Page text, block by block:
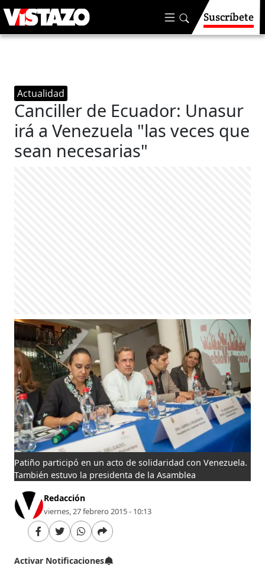
Suscríbete
Actualidad
Canciller de Ecuador: Unasur
irá a Venezuela "las veces que
sean necesarias"
Patiño participó en un acto de solidaridad con Venezuela.
También estuvo la presidenta de la Asamblea
Redacción
viernes, 27 febrero 2015 - 10:13
Activar Notificaciones